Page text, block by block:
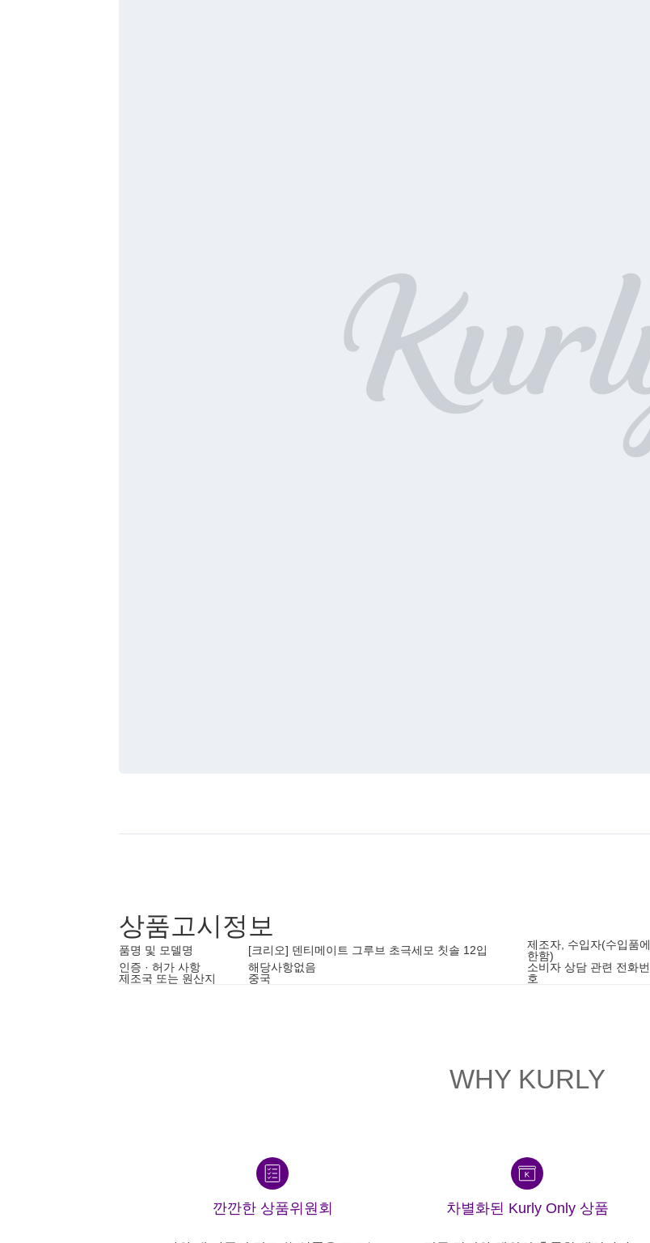
상품고시정보
품명 및 모델명 [크리오] 덴티메이트 그루브 초극세모 칫솔 12입
제조자, 수입자(수입품에
한함)
인증 · 허가 사항
해당사항없음
소비자 상담 관련 전화번
호
제조국 또는 원산지 중국
WHY KURLY
깐깐한 상품위원회 차별화된 Kurly Only 상품